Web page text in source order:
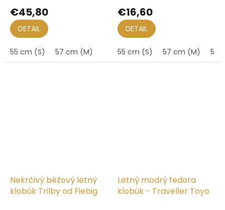
hodnotenie
produktu
je
5,0
5
hviezdičiek.
€45,80
DETAIL
55 cm (S) 57 cm (M)
hodnotenie
produktu
je
5,0
5
hviezdičiek.
€16,60
DETAIL
55 cm (S) 57 cm (M) 59
Nekrčivý béžový letný
klobúk Trilby od Fiebig
Letný modrý fedora
klobúk - Traveller Toyo